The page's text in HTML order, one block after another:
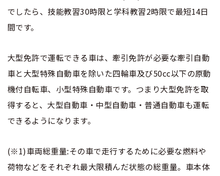
でしたら、技能教習30時限と学科教習2時限で最短14日
間です。
大型免許で運転できる車は、牽引免許が必要な牽引自動
車と大型特殊自動車を除いた四輪車及び50cc以下の原動
機付自転車、小型特殊自動車です。つまり大型免許を取
得すると、大型自動車・中型自動車・普通自動車も運転
できるようになります。
(※1)車両総重量:その車で走行するために必要な燃料や
荷物などをそれぞれ最大限積んだ状態の総重量。車本体